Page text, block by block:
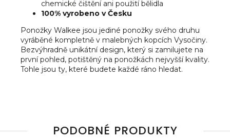
chemické čištění ani použití bělidla
100% vyrobeno v Česku
Ponožky Walkee jsou jediné ponožky svého druhu
vyráběné kompletně v malebných kopcích Vysočiny.
Bezvýhradně unikátní design, který si zamilujete na
první pohled, potištěný na ponožkách nejvyšší kvality.
Tohle jsou ty, které budete každé ráno hledat.
PODOBNÉ PRODUKTY